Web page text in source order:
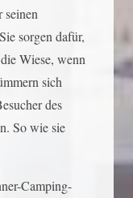
seinen
sorgen dafür,
Wiese, wenn
sich
des
So wie sie
Camping-